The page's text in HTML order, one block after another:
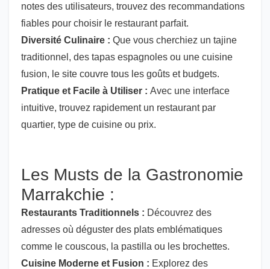
notes des utilisateurs, trouvez des recommandations
fiables pour choisir le restaurant parfait.
Diversité Culinaire : Que vous cherchiez un tajine
traditionnel, des tapas espagnoles ou une cuisine
fusion, le site couvre tous les goûts et budgets.
Pratique et Facile à Utiliser : Avec une interface
intuitive, trouvez rapidement un restaurant par
quartier, type de cuisine ou prix.
Les Musts de la Gastronomie
Marrakchie :
Restaurants Traditionnels : Découvrez des
adresses où déguster des plats emblématiques
comme le couscous, la pastilla ou les brochettes.
Cuisine Moderne et Fusion : Explorez des